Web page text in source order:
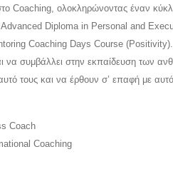
Coaching, ολοκληρώνοντας έναν
Diploma in Personal and
Coaching Days Course (Positivity).
να συμβάλλει στην εκπαίδευση των
τους και να έρθουν σ’ επαφή με
Coach
Coaching